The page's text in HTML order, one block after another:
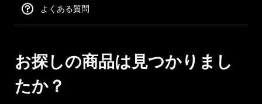
よくある質問
お探しの商品は見つかりまし
たか？